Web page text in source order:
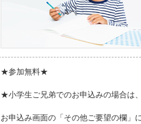
★参加無料★
★小学生ご兄弟でのお申込みの場合は
お申込み画面の「その他ご要望の欄」